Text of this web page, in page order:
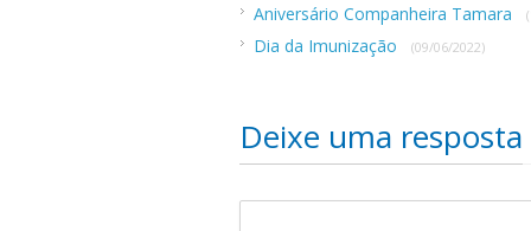
Aniversário Companheira Tamara
Dia da Imunização (09/06/2022)
Deixe uma resposta